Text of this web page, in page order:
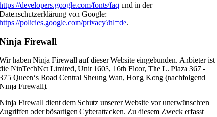
https://developers.google.com/fonts/faq und in der
Datenschutzerklärung von Google:
https://policies.google.com/privacy?hl=de.
Ninja Firewall
Wir haben Ninja Firewall auf dieser Website eingebunden. Anbieter ist
die NinTechNet Limited, Unit 1603, 16th Floor, The L. Plaza 367 -
375 Queen‘s Road Central Sheung Wan, Hong Kong (nachfolgend
Ninja Firewall).
Ninja Firewall dient dem Schutz unserer Website vor unerwünschten
Zugriffen oder bösartigen Cyberattacken. Zu diesem Zweck erfasst